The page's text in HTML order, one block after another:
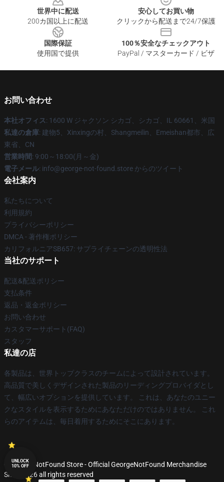
世界中に配送
200カ国以上に配送
安心してお買い物
クリックから配送まで24/7保護
国際保証
使用国で提供
100％安全なチェックアウト
PayPal / マスターカード / ビザ
お問い合わせ
本社オフィス: 1600 W ジャクソン シカゴ、シカゴ、IL 60661、米国
私達の倉庫: 建物5、Xinxingの村、Shangmeilin、Emeishan都市、広
東省、CN
営業時間: 9:00～18:00(月～金)
電子メール: info@george-not-found.store からのツイート
会社案内
私たちについて
利用規約
プライバシーポリシー
DMCA - 著作権ポリシー
カリフォルニアSB657: サプライチェーンの透明性法
当社のサポート
配送&配送ポリシー
支払条件
返品・返金ポリシー
お問い合わせ
カスタマーサポート(FAQ)
スタッフ
私達の店
各製品は、世界トップクラスのチームによって設計されています。
高品質で美しくデザインされた製品のリーディングプロバイダとし
て、幅広いオプションを提供しています。 これは、あなたのユニー
クなスタイルを表示するためにあなただけのではありません。 これ
らのアイテムは、毎日着用するためにそこにあります。
© GeorgeNotFound Store - Official GeorgeNotFound Merchandise
Shop 2026 all rights reserved
UNLOCK
10% OFF